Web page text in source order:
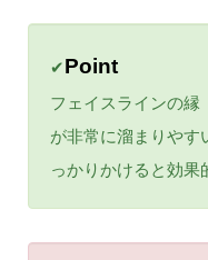
✔Point
フェイスラインの縁
が非常に溜まりやす
っかりかけると効果